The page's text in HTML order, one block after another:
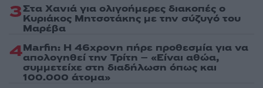
3Στα Χανιά για ολιγοήμερες διακοπές ο
Κυριάκος Μητσοτάκης με την σύζυγό του
Μαρέβα
4Marfin: Η 46χρονη πήρε προθεσμία για να
απολογηθεί την Τρίτη – «Είναι αθώα,
συμμετείχε στη διαδήλωση όπως και
100.000 άτομα»